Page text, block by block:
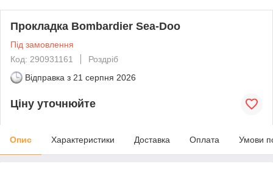
Прокладка Bombardier Sea-Doo
Під замовлення
Код: 290931161
Роздріб
Відправка з 21 серпня 2026
Ціну уточнюйте
Опис Характеристики Доставка Оплата Умови